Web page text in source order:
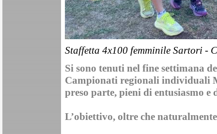
Staffetta 4x100 femminile Sartori -
Si sono tenuti nel fine settimana
Campionati regionali individuali
preso parte, pieni di entusiasmo
L’obiettivo, oltre che